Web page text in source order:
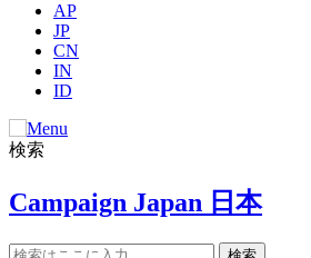
AP
JP
CN
IN
ID
検索
Campaign Japan 日本